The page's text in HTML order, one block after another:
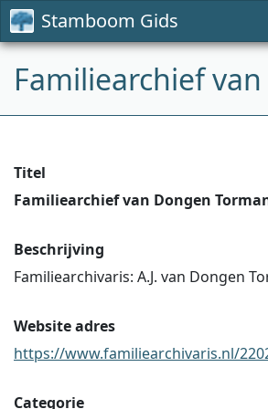
Stamboom Gids
Familiearchief
Titel
Familiearchief van Dongen
Beschrijving
Familiearchivaris: A.J. van Dongen
Website adres
https://www.familiearchivaris.nl/
Categorie